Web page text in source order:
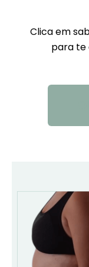
Clica em
para te